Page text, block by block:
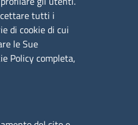
Artigianato e
elettroniche: UFPXFS
tutti i
di cookie di cui
le Sue
Policy completa,